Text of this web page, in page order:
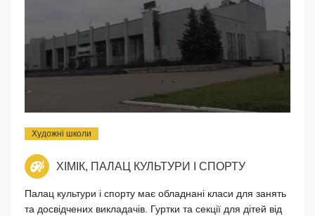
Художні школи
ХІМІК, ПАЛАЦ КУЛЬТУРИ І СПОРТУ
Палац культури і спорту має обладнані класи для занять
та досвідчених викладачів. Гуртки та секції для дітей від